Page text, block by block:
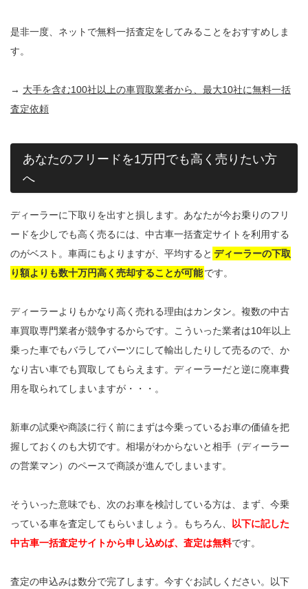
是非一度、ネットで無料一括査定をしてみることをおすすめしま
す。
→ 大手を含む100社以上の車買取業者から、最大10社に無料一括
査定依頼
あなたのフリードを1万円でも高く売りたい方
へ
ディーラーに下取りを出すと損します。あなたが今お乗りのフリ
ードを少しでも高く売るには、中古車一括査定サイトを利用する
のがベスト。車両にもよりますが、平均すると ディーラーの下取
り額よりも数十万円高く売却することが可能です。
ディーラーよりもかなり高く売れる理由はカンタン。複数の中古
車買取専門業者が競争するからです。こういった業者は10年以上
乗った車でもバラしてパーツにして輸出したりして売るので、か
なり古い車でも買取してもらえます。ディーラーだと逆に廃車費
用を取られてしまいますが・・・。
新車の試乗や商談に行く前にまずは今乗っているお車の価値を把
握しておくのも大切です。相場がわからないと相手（ディーラー
の営業マン）のペースで商談が進んでしまいます。
そういった意味でも、次のお車を検討している方は、まず、今乗
っている車を査定してもらいましょう。もちろん、 以下に記した
中古車一括査定サイトから申し込めば、査定は無料です。
査定の申込みは数分で完了します。今すぐお試しください。以下